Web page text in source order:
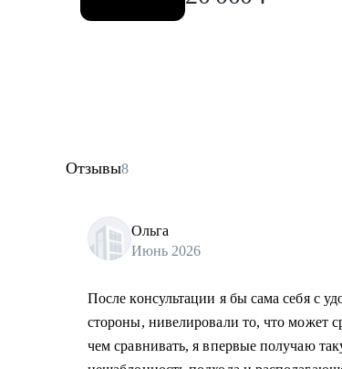
Отзывы8
Ольга
Июнь 2026
После консультации я бы сама себя с
стороны, нивелировали то, что может
чем сравнивать, я впервые получаю